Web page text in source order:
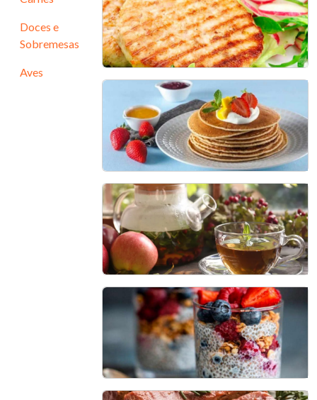
Doces e
Sobremesas
Aves
30 min - 4 porções
Hambúrguer de Frango
Funcional
30 min - 6 porções
Panqueca de Quinoa
20 min - 8 porções
Chá Termogênico da Vovó
10 min - 1 porção